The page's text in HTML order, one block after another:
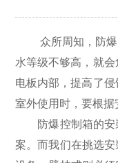
众所周知，防爆电
水等级不够高，就
电板内部，提高了
室外使用时，要根
防爆控制箱的安裝
案。而我们在挑选